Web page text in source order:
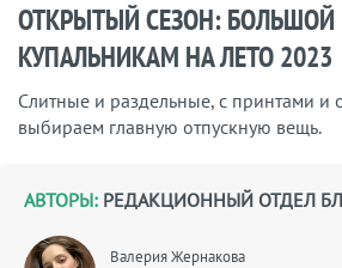
ОТКРЫТЫЙ СЕЗОН: БОЛЬШОЙ
КУПАЛЬНИКАМ НА ЛЕТО 2023
Слитные и раздельные, с принтами и
выбираем главную отпускную вещь.
АВТОРЫ: РЕДАКЦИОННЫЙ ОТДЕЛ
Валерия Жернакова